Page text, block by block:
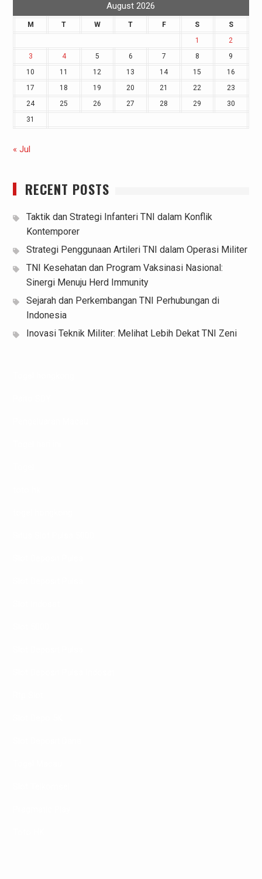
August 2026
M T W T F S
S
1
2
3
4 5 6 7 8
9
10
11 12 13 14 15
16
17
18 19 20 21 22
23
24
25 26 27 28 29
30
31
« Jul
RECENT POSTS
Taktik dan Strategi Infanteri TNI dalam Konflik
Kontemporer
Strategi Penggunaan Artileri TNI dalam Operasi Militer
TNI Kesehatan dan Program Vaksinasi Nasional:
Sinergi Menuju Herd Immunity
Sejarah dan Perkembangan TNI Perhubungan di
Indonesia
Inovasi Teknik Militer: Melihat Lebih Dekat TNI Zeni